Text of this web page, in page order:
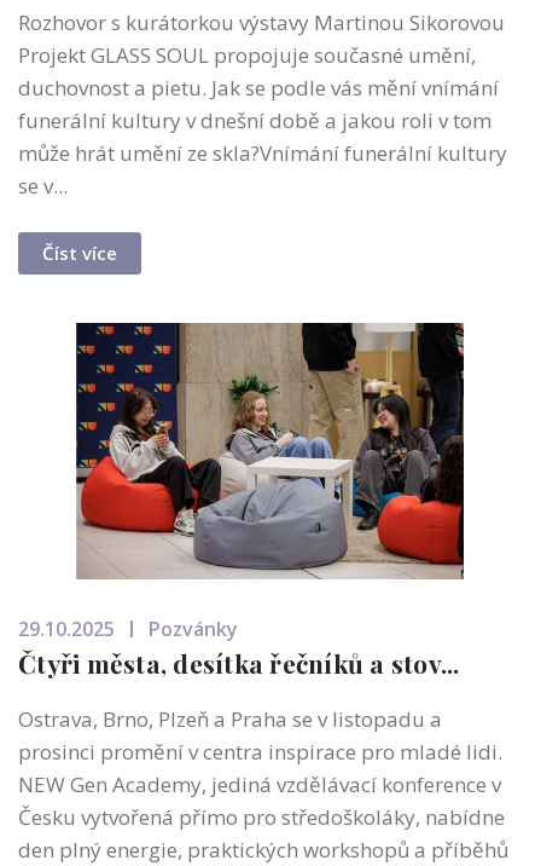
Rozhovor s kurátorkou výstavy Martinou Sikorovou
Projekt GLASS SOUL propojuje současné umění,
duchovnost a pietu. Jak se podle vás mění vnímání
funerální kultury v dnešní době a jakou roli v tom
může hrát umění ze skla?Vnímání funerální kultury
se v...
Číst více
29.10.2025 Pozvánky
Čtyři města, desítka řečníků a stov...
Ostrava, Brno, Plzeň a Praha se v listopadu a
prosinci promění v centra inspirace pro mladé lidi.
NEW Gen Academy, jediná vzdělávací konference v
Česku vytvořená přímo pro středoškoláky, nabídne
den plný energie, praktických workshopů a příběhů